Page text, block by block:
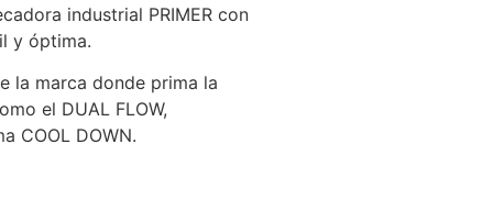
industrial PRIMER con
y óptima.
la marca donde prima la
el DUAL FLOW,
COOL DOWN.